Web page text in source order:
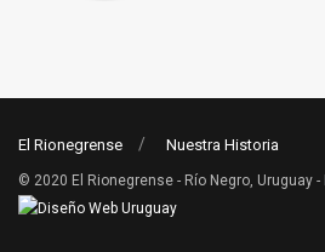
El Rionegrense Nuestra Historia
© 2020 El Rionegrense - Río Negro, Uruguay -